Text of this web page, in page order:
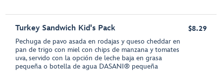
Turkey Sandwich Kid's Pack
Pechuga de pavo asada en rodajas y queso cheddar en
pan de trigo con miel con chips de manzana y tomates
uva, servido con la opción de leche baja en grasa
pequeña o botella de agua DASANI® pequeña
$8.29